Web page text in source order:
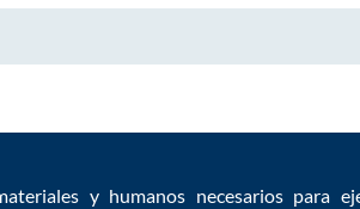
y humanos necesarios para